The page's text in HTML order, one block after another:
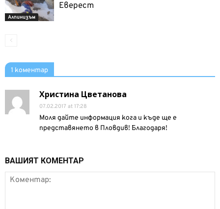
Алпинизъм
Еверест
1 коментар
Христина Цветанова
07.02.2017 at 17:28
Моля дайте информация кога и къде ще е
представянето в Пловдив! Благодаря!
ВАШИЯТ КОМЕНТАР